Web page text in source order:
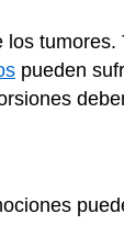
pueden